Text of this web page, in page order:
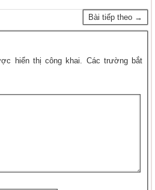
Bài tiếp theo →
hiển thị công khai. Các trường bắt